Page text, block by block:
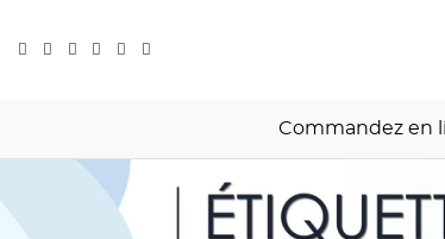
Commandez en